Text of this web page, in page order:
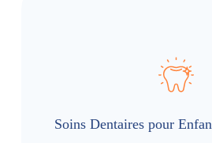
Soins Dentaires pour